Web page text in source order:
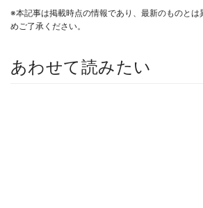
※本記事は掲載時点の情報であり、最新のものと
めご了承ください。
あわせて読みたい